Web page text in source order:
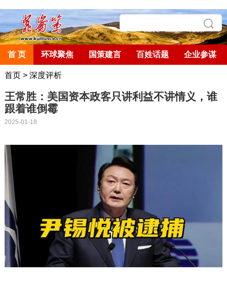
首 页 环球聚焦 国策建言 百姓话题 企业参谋
首页> 深度评析
王常胜：美国资本政客只讲利益不讲情义，谁
跟着谁倒霉
2025-01-18